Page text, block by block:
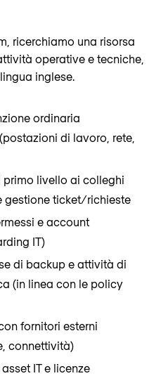
ricerchiamo una risorsa
operative e tecniche,
inglese.
ordinaria
di lavoro, rete,
livello ai colleghi
gestione ticket/richieste
e account
IT)
di backup e attività di
(in linea con le policy
fornitori esterni
connettività)
IT e licenze